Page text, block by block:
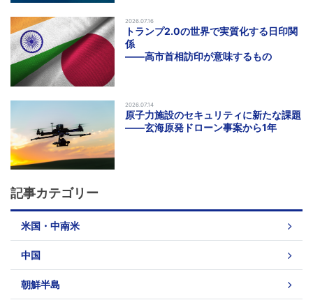
2026.07.16
トランプ2.0の世界で実質化する日印関
係
――高市首相訪印が意味するもの
2026.07.14
原子力施設のセキュリティに新たな課題
――玄海原発ドローン事案から1年
記事カテゴリー
米国・中南米
中国
朝鮮半島